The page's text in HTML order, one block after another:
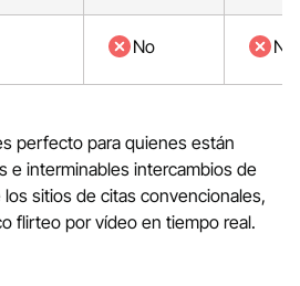
No No
perfecto para quienes están
e interminables intercambios de
sitios de citas convencionales,
flirteo por vídeo en tiempo real.